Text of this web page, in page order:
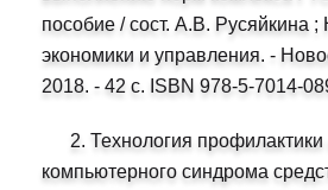
пособие / сост. А.В. Русяйкина ;
экономики и управления. -
2018. - 42 с. ISBN 978-5-7014-
2. Технология профилактики
компьютерного синдрома